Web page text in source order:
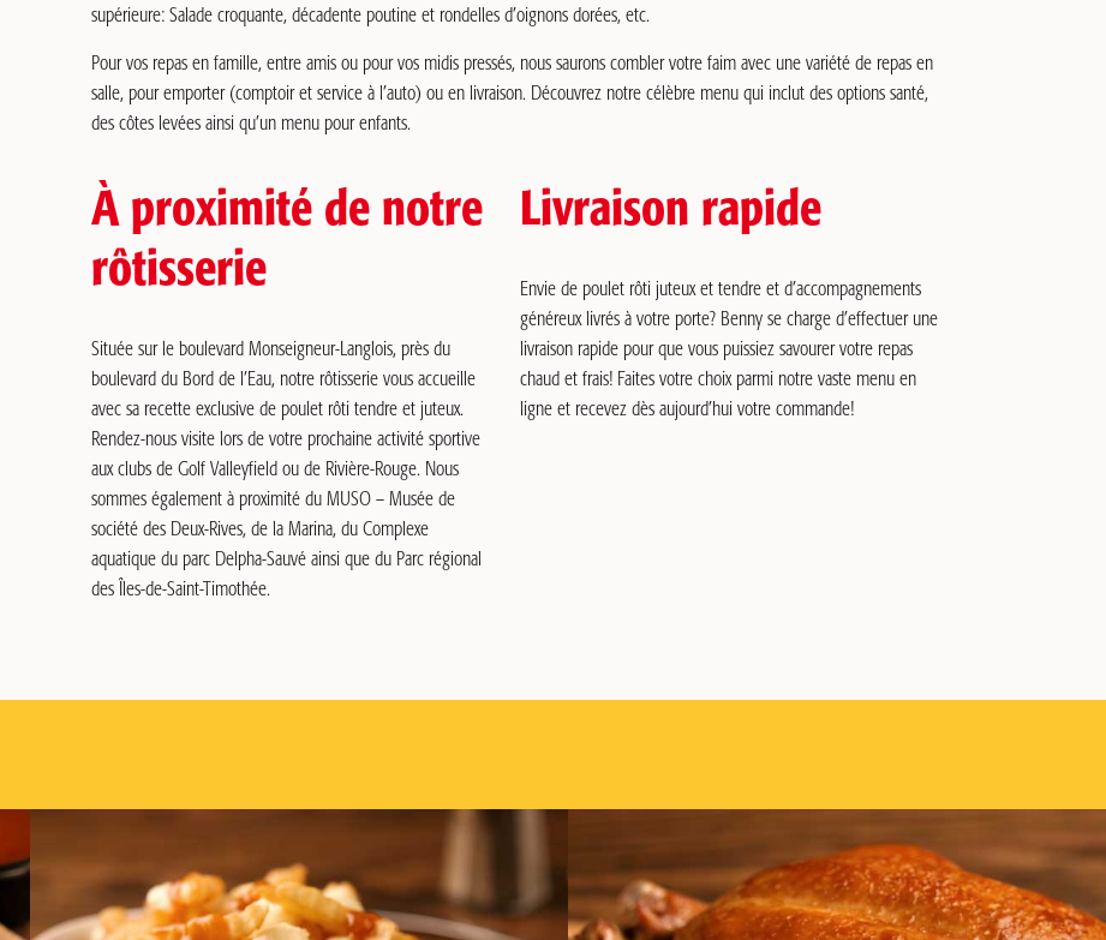
supérieure: Salade croquante, décadente poutine et rondelles d’oignons dorées, etc.
Pour vos repas en famille, entre amis ou pour vos midis pressés, nous saurons combler votre faim avec une variété de repas en
salle, pour emporter (comptoir et service à l’auto) ou en livraison. Découvrez notre célèbre menu qui inclut des options santé,
des côtes levées ainsi qu’un menu pour enfants.
À proximité de notre
rôtisserie
Située sur le boulevard Monseigneur-Langlois, près du
boulevard du Bord de l’Eau, notre rôtisserie vous accueille
avec sa recette exclusive de poulet rôti tendre et juteux.
Rendez-nous visite lors de votre prochaine activité sportive
aux clubs de Golf Valleyfield ou de Rivière-Rouge. Nous
sommes également à proximité du MUSO – Musée de
société des Deux-Rives, de la Marina, du Complexe
aquatique du parc Delpha-Sauvé ainsi que du Parc régional
des Îles-de-Saint-Timothée.
Livraison rapide
Envie de poulet rôti juteux et tendre et d’accompagnements
généreux livrés à votre porte? Benny se charge d’effectuer une
livraison rapide pour que vous puissiez savourer votre repas
chaud et frais! Faites votre choix parmi notre vaste menu en
ligne et recevez dès aujourd’hui votre commande!